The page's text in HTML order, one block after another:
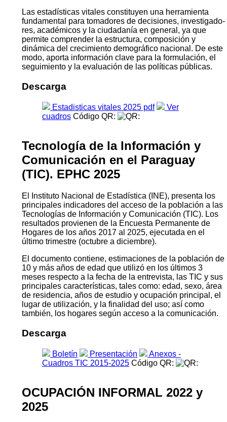
Las estadísticas vitales constituyen una herramienta
fundamental para tomadores de decisiones, investigado­
res, académicos y la ciudadanía en general, ya que
permite comprender la estructura, composición y
dinámica del crecimiento demográfico nacional. De este
modo, aporta información clave para la formulación, el
segui­miento y la evaluación de las políticas públicas.
Descarga
Estadisticas vitales 2025 pdf
Ver
cuadros Código QR:
Tecnología de la Información y
Comunicación en el Paraguay
(TIC). EPHC 2025
El Instituto Nacional de Estadística (INE), presenta los
principales indicadores del acceso de la población a las
Tecnologías de Información y Comunicación (TIC). Los
resultados provienen de la Encuesta Permanente de
Hogares de los años 2017 al 2025, ejecutada en el
último trimestre (octubre a diciembre).
El documento contiene, estimaciones de la población de
10 y más años de edad que utilizó en los últimos 3
meses respecto a la fecha de la entrevista, las TIC y sus
principales características, tales como: edad, sexo, área
de residencia, años de estudio y ocupación principal, el
lugar de utilización, y la finalidad del uso; así como
también, los hogares según acceso a la comunicación.
Descarga
Boletín Presentación
Anexos -
Cuadros TIC 2015-2025 Código QR:
OCUPACIÓN INFORMAL 2022 y
2025